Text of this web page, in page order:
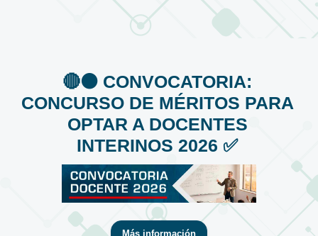
🔴⚫️ CONVOCATORIA:
CONCURSO DE MÉRITOS PARA
OPTAR A DOCENTES
INTERINOS 2026 ✅
Más información